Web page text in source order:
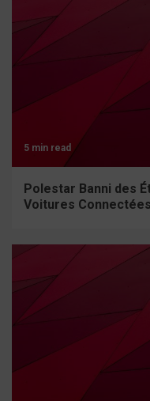
5 min read
Polestar Banni des
Voitures